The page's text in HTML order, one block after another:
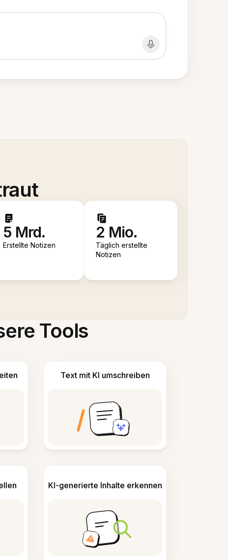
5 Mrd.
Erstellte Notizen
2 Mio.
Täglich erstellte
Notizen
Tools
Text mit KI umschreiben
KI-generierte Inhalte erkennen